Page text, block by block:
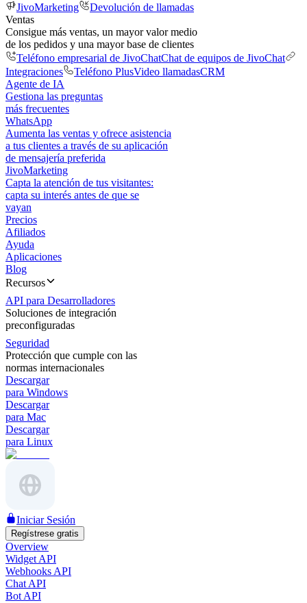
JivoMarketing
Devolución de llamadas
Ventas
Consigue más ventas, un mayor valor medio
de los pedidos y una mayor base de clientes
Teléfono empresarial de JivoChatChat de equipos de JivoChat
Integraciones
Teléfono PlusVideo llamadasCRM
Agente de IA
Gestiona las preguntas
más frecuentes
WhatsApp
Aumenta las ventas y ofrece asistencia
a tus clientes a través de su aplicación
de mensajería preferida
JivoMarketing
Capta la atención de tus visitantes:
capta su interés antes de que se
vayan
Precios
Afiliados
Ayuda
Aplicaciones
Blog
Recursos
API para Desarrolladores
Soluciones de integración
preconfiguradas
Seguridad
Protección que cumple con las
normas internacionales
Descargar
para Windows
Descargar
para Mac
Descargar
para Linux
Iniciar Sesión
Regístrese gratis
Overview
Widget API
Webhooks API
Chat API
Bot API